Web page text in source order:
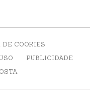
COOKIES
PUBLICIDADE